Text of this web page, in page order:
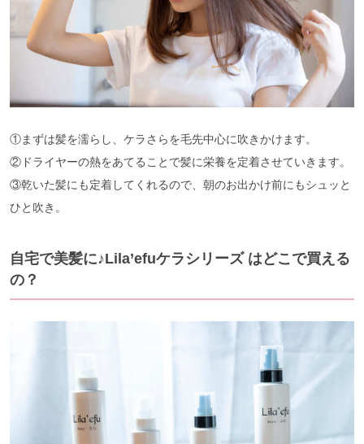
①まずは髪を濡らし、ケラさらを毛先中心に吹きかけます。
②ドライヤーの熱をあてることで髪に栄養を定着させていきます。
③乾いた髪にも定着してくれるので、朝のお出かけ前にもシュッと
ひと吹き。
自宅で美髪に♪Lila’efuケラシリーズ はどこで買える
の？